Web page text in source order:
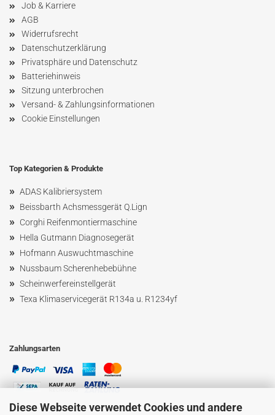
Diese Webseite verwendet Cookies und andere
Job & Karriere
AGB
Widerrufsrecht
Datenschutzerklärung
Privatsphäre und Datenschutz
Batteriehinweis
Sitzung unterbrochen
Versand- & Zahlungsinformationen
Cookie Einstellungen
Top Kategorien & Produkte
» ADAS Kalibriersystem
» Beissbarth Achsmessgerät Q.Lign
» Corghi Reifenmontiermaschine
» Hella Gutmann Diagnosegerät
» Hofmann Auswuchtmaschine
» NussbaumScherenhebebühne
» Scheinwerfereinstellgerät
» Texa Klimaservicegerät R134a u. R1234yf
Zahlungsarten